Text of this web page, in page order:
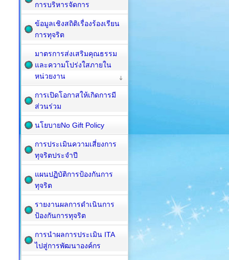
การบริหารจัดการ
ข้อมูลเชิงสถิติเรื่องร้องเรียน
การทุจริต
มาตรการส่งเสริมคุณธรรม
และความโปร่งใสภายใน
หน่วยงาน
การเปิดโอกาสให้เกิดการมี
ส่วนร่วม
นโยบายNo Gift Policy
การประเมินความเสี่ยงการ
ทุจริตประจำปี
แผนปฏิบัติการป้องกันการ
ทุจริต
รายงานผลการดำเนินการ
ป้องกันการทุจริต
การนำผลการประเมิน ITA
ไปสู่การพัฒนาองค์กร